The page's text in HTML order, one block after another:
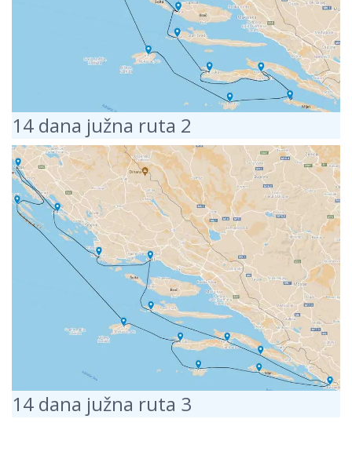
14 dana južna ruta 2
14 dana južna ruta 3